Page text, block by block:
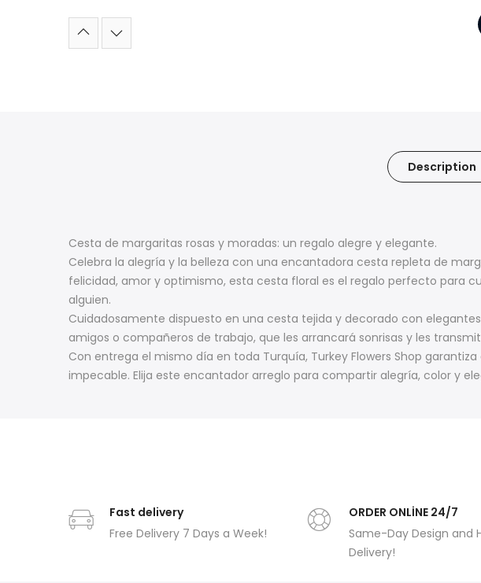
Description
Cesta de margaritas rosas y moradas: un regalo alegre y elegante.
Celebra la alegría y la belleza con una encantadora cesta repleta de
felicidad, amor y optimismo, esta cesta floral es el regalo perfecto para
alguien.
Cuidadosamente dispuesto en una cesta tejida y decorado con
amigos o compañeros de trabajo, que les arrancará sonrisas y les
Con entrega el mismo día en toda Turquía, Turkey Flowers Shop
impecable. Elija este encantador arreglo para compartir alegría, color y
Fast delivery
Free Delivery 7 Days a Week!
ORDER ONLİNE 24/7
Same-Day Design and
Delivery!